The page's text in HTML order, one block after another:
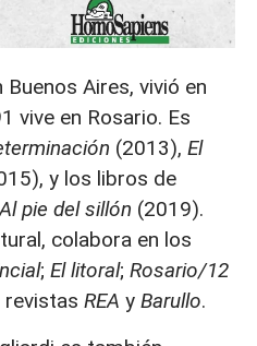
Aires, vivió en
vive en Rosario. Es
(2013), El
y los libros de
Al pie del sillón (2019).
colabora en los
; El litoral; Rosario/12
revistas REA y Barullo.